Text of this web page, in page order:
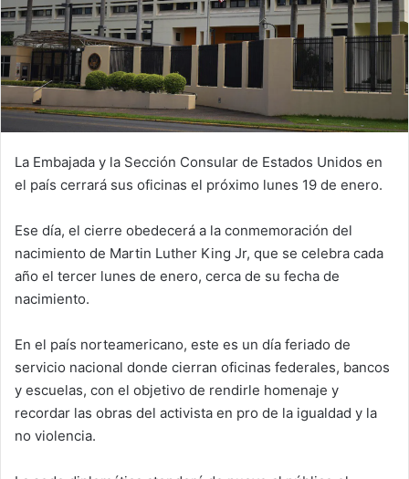
La Embajada y la Sección Consular de Estados Unidos en
el país cerrará sus oficinas el próximo lunes 19 de enero.
Ese día, el cierre obedecerá a la conmemoración del
nacimiento de Martin Luther King Jr, que se celebra cada
año el tercer lunes de enero, cerca de su fecha de
nacimiento.
En el país norteamericano, este es un día feriado de
servicio nacional donde cierran oficinas federales, bancos
y escuelas, con el objetivo de rendirle homenaje y
recordar las obras del activista en pro de la igualdad y la
no violencia.